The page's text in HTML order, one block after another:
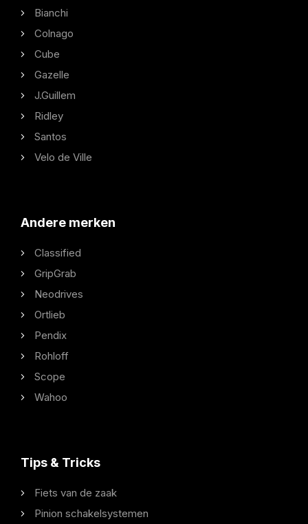
Bianchi
Colnago
Cube
Gazelle
J.Guillem
Ridley
Santos
Velo de Ville
Andere merken
Classified
GripGrab
Neodrives
Ortlieb
Pendix
Rohloff
Scope
Wahoo
Tips & Tricks
Fiets van de zaak
Pinion schakelsystemen